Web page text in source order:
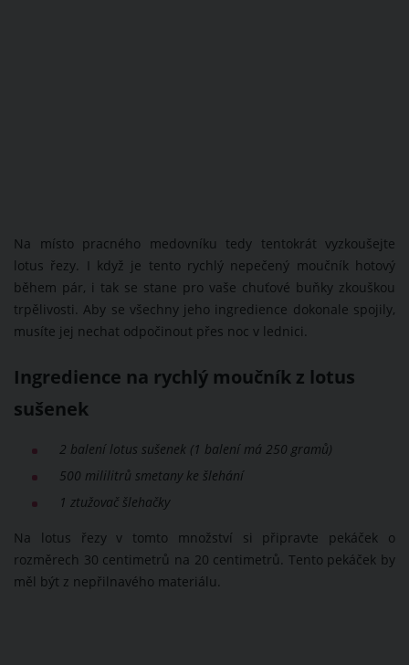
Na místo pracného medovníku tedy tentokrát vyzkoušejte
lotus řezy. I když je tento rychlý nepečený moučník hotový
během pár, i tak se stane pro vaše chuťové buňky zkouškou
trpělivosti. Aby se všechny jeho ingredience dokonale spojily,
musíte jej nechat odpočinout přes noc v lednici.
Ingredience na rychlý moučník z lotus
sušenek
2 balení lotus sušenek (1 balení má 250 gramů)
500 mililitrů smetany ke šlehání
1 ztužovač šlehačky
Na lotus řezy v tomto množství si připravte pekáček o
rozměrech 30 centimetrů na 20 centimetrů. Tento pekáček by
měl být z nepřilnavého materiálu.